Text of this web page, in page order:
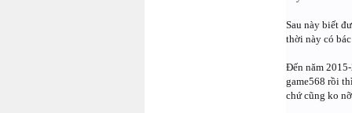
Sau này biết
thời này có
Đến năm
game568 rồi
chứ cũng ko